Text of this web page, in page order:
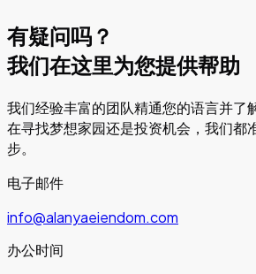
有疑问吗？
我们在这里为您提供帮助
我们经验丰富的团队精通您的语言并了
在寻找梦想家园还是投资机会，我们都
步。
电子邮件
info@alanyaeiendom.com
办公时间